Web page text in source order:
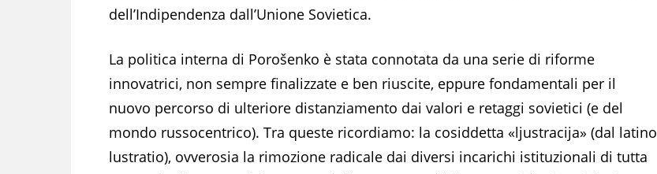
dell’Indipendenza dall’Unione Sovietica.
La politica interna di Porošenko è stata connotata da una serie di riforme
innovatrici, non sempre finalizzate e ben riuscite, eppure fondamentali per il
nuovo percorso di ulteriore distanziamento dai valori e retaggi sovietici (e del
mondo russocentrico). Tra queste ricordiamo: la cosiddetta «ljustracija» (dal latino
lustratio), ovverosia la rimozione radicale dai diversi incarichi istituzionali di tutta